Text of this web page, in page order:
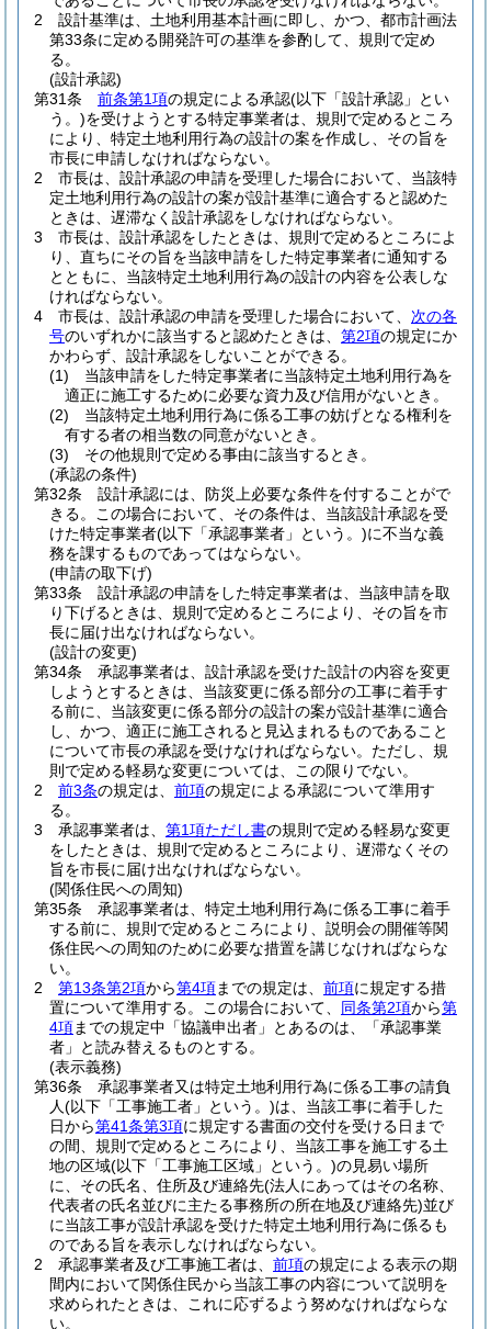
2
設計基準は、土地利用基本計画に即し、かつ、都市計画法
第33条に定める開発許可の基準を参酌して、規則で定め
る。
(設計承認)
第31条
前条第1項の規定による承認(以下「設計承認」とい
う。)を受けようとする特定事業者は、規則で定めるところ
により、特定土地利用行為の設計の案を作成し、その旨を
市長に申請しなければならない。
2
市長は、設計承認の申請を受理した場合において、当該特
定土地利用行為の設計の案が設計基準に適合すると認めた
ときは、遅滞なく設計承認をしなければならない。
3
市長は、設計承認をしたときは、規則で定めるところによ
り、直ちにその旨を当該申請をした特定事業者に通知する
とともに、当該特定土地利用行為の設計の内容を公表しな
ければならない。
4
市長は、設計承認の申請を受理した場合において、 次の各
号のいずれかに該当すると認めたときは、 第2項の規定にか
かわらず、設計承認をしないことができる。
(1)
当該申請をした特定事業者に当該特定土地利用行為を
適正に施工するために必要な資力及び信用がないとき。
(2)
当該特定土地利用行為に係る工事の妨げとなる権利を
有する者の相当数の同意がないとき。
(3)
その他規則で定める事由に該当するとき。
(承認の条件)
第32条
設計承認には、防災上必要な条件を付することがで
きる。
この場合において、その条件は、当該設計承認を受
けた特定事業者(以下「承認事業者」という。)に不当な義
務を課するものであってはならない。
(申請の取下げ)
第33条
設計承認の申請をした特定事業者は、当該申請を取
り下げるときは、規則で定めるところにより、その旨を市
長に届け出なければならない。
(設計の変更)
第34条
承認事業者は、設計承認を受けた設計の内容を変更
しようとするときは、当該変更に係る部分の工事に着手す
る前に、当該変更に係る部分の設計の案が設計基準に適合
し、かつ、適正に施工されると見込まれるものであること
について市長の承認を受けなければならない。 ただし、規
則で定める軽易な変更については、この限りでない。
2
前3条の規定は、 前項の規定による承認について準用す
る。
3
承認事業者は、 第1項ただし書の規則で定める軽易な変更
をしたときは、規則で定めるところにより、遅滞なくその
旨を市長に届け出なければならない。
(関係住民への周知)
第35条
承認事業者は、特定土地利用行為に係る工事に着手
する前に、規則で定めるところにより、説明会の開催等関
係住民への周知のために必要な措置を講じなければならな
い。
2
第13条第2項から第4項までの規定は、 前項に規定する措
置について準用する。
この場合において、 同条第2項から第
4項までの規定中「協議申出者」とあるのは、「承認事業
者」と読み替えるものとする。
(表示義務)
第36条
承認事業者又は特定土地利用行為に係る工事の請負
人(以下「工事施工者」という。)は、当該工事に着手した
日から第41条第3項に規定する書面の交付を受ける日まで
の間、規則で定めるところにより、当該工事を施工する土
地の区域(以下「工事施工区域」という。)の見易い場所
に、その氏名、住所及び連絡先(法人にあってはその名称、
代表者の氏名並びに主たる事務所の所在地及び連絡先)並び
に当該工事が設計承認を受けた特定土地利用行為に係るも
のである旨を表示しなければならない。
2
承認事業者及び工事施工者は、 前項の規定による表示の期
間内において関係住民から当該工事の内容について説明を
求められたときは、これに応ずるよう努めなければならな
い。